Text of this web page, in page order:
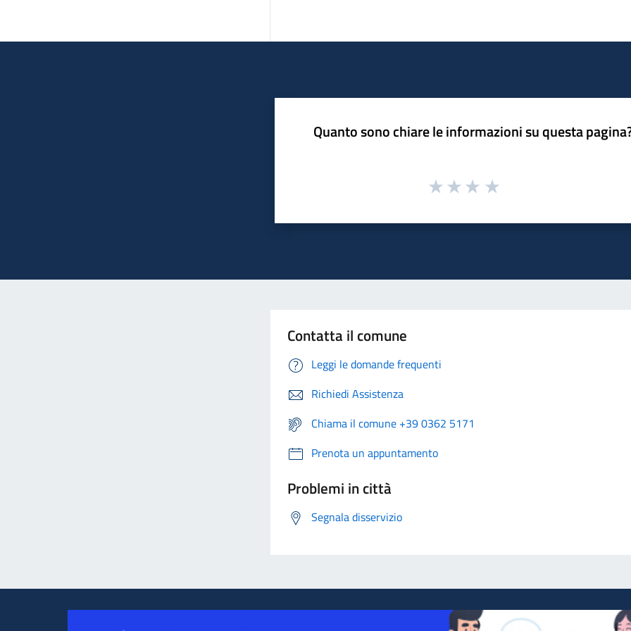
Quanto sono chiare le informazioni su questa
Contatta il comune
Leggi le domande frequenti
Richiedi Assistenza
Chiama il comune +39 0362 5171
Prenota un appuntamento
Problemi in città
Segnala disservizio